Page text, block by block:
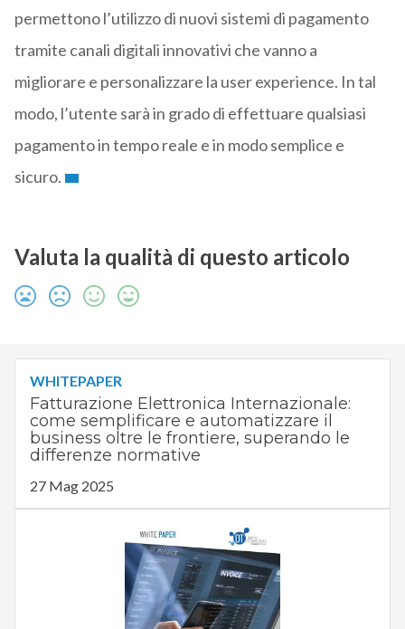
permettono l’utilizzo di nuovi sistemi di pagamento
tramite canali digitali innovativi che vanno a
migliorare e personalizzare la user experience. In tal
modo, l’utente sarà in grado di effettuare qualsiasi
pagamento in tempo reale e in modo semplice e
sicuro.
Valuta la qualità di questo articolo
WHITEPAPER
Fatturazione Elettronica Internazionale:
come semplificare e automatizzare il
business oltre le frontiere, superando le
differenze normative
27 Mag 2025